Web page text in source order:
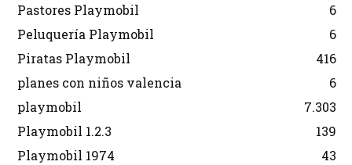
Pastores Playmobil
6
Peluquería Playmobil
6
Piratas Playmobil
416
planes con niños valencia
6
playmobil
7.303
Playmobil 1.2.3
139
Playmobil 1974
43